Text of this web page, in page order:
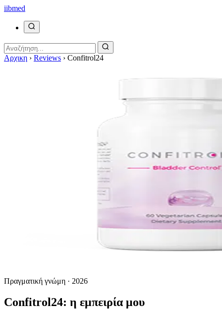
iibmed
Αρχικη › Reviews › Confitrol24
Πραγματική γνώμη · 2026
Confitrol24: η εμπειρία μου